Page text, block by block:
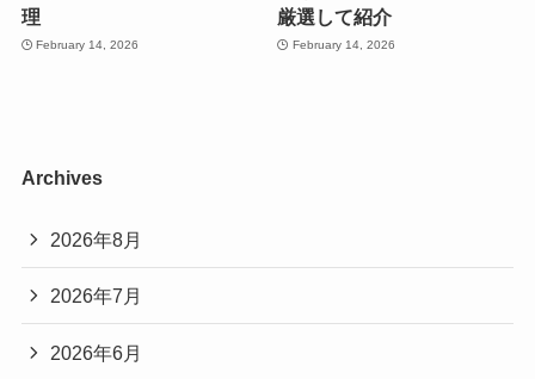
理
February 14, 2026
厳選して紹介
February 14, 2026
Archives
2026年8月
2026年7月
2026年6月